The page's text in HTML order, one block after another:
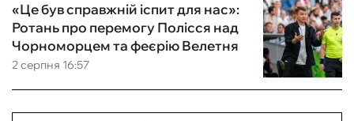
2 серпня 16:57
«Це був справжній іспит для нас»:
Ротань про перемогу Полісся над
Чорноморцем та феєрію Велетня